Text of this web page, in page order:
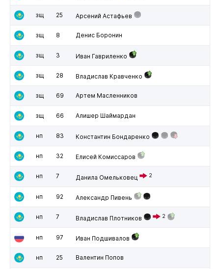
зщ 25 Арсений Астафьев
зщ 8 Денис Боронин
зщ 3 Иван Гавриленко
зщ 28 Владислав Кравченко
зщ 69 Артем Масленников
зщ 66 Алишер Шаймардан
нп 83 Константин Бондаренко
нп 32 Елисей Комиссаров
нп 7 Данила Омельковец 2
нп 92 Александр Пивень
нп 7 Владислав Плотников 2
нп 97 Иван Подшивалов
нп 25 Валентин Попов